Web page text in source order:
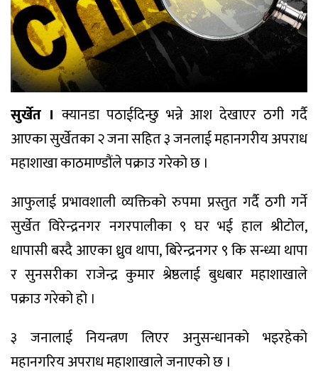
सुर्खेत । क्यानडा पठाईदिन्छु भन्ने आश देखाएर ठगी गर्दै
आएका सुर्खेतका २ जना सहित ३ जनलाई महानगरीय अपराध
महाशाखा काठमाण्डौंले पक्राउ गरेको छ ।
आफुलाई प्रभावशाली व्यक्तिको रुपमा प्रस्तुत गर्दै ठगी गर्ने
सुर्खेत विरेन्द्रनगर नगरपालीका ९ घर भई हाल श्रीटोल,
धापासी बस्दै आएका ध्रुव थापा, बिरेन्द्रनगर ९ कि सन्ध्या थापा
र सुनसरीका राजेन्द्र कुमार श्रेष्ठलाई बुधबार महाशाखाले
पक्राउ गरेको हो ।
३ जनालाई नियन्त्रण लिएर अनुसन्धानको भइरहेको
महानगरिय अपराध महाशाखाले जनाएको छ ।